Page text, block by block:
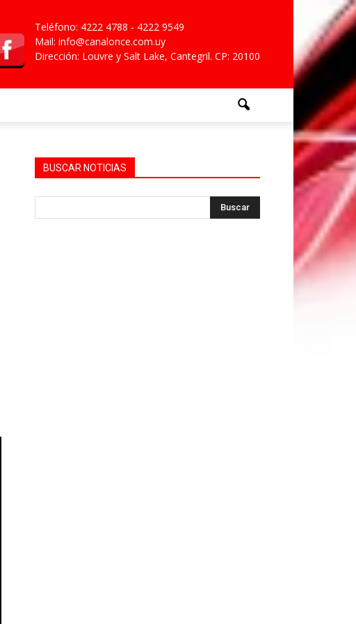
Teléfono: 4222 4788 - 4222 9549
Mail: info@canalonce.com.uy
Dirección: Louvre y Salt Lake, Cantegril. CP: 20100
BUSCAR NOTICIAS